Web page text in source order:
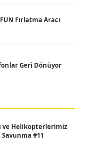
Fırlatma Aracı
Geri Dönüyor
ve Helikopterlerimiz
#11